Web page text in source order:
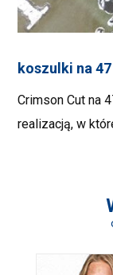
koszulki na 47
Crimson Cut na
realizacją, w